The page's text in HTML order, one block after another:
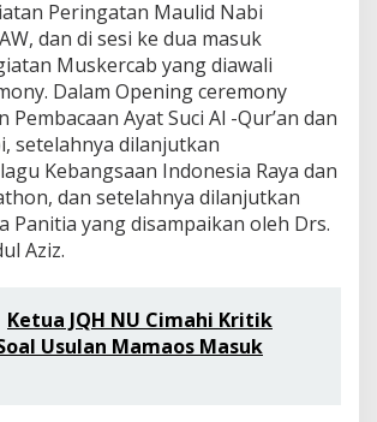
Peringatan Maulid Nabi
dan di sesi ke dua masuk
Muskercab yang diawali
Dalam Opening ceremony
Pembacaan Ayat Suci Al -Qur’an dan
setelahnya dilanjutkan
Kebangsaan Indonesia Raya dan
dan setelahnya dilanjutkan
Panitia yang disampaikan oleh Drs.
Aziz.
Ketua JQH NU Cimahi Kritik
Usulan Mamaos Masuk